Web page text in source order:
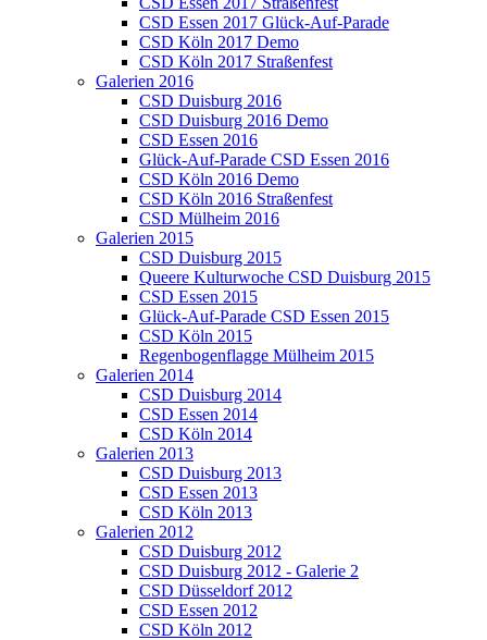
CSD Essen 2017 Glück-Auf-Parade
CSD Köln 2017 Demo
CSD Köln 2017 Straßenfest
Galerien 2016
CSD Duisburg 2016
CSD Duisburg 2016 Demo
CSD Essen 2016
Glück-Auf-Parade CSD Essen 2016
CSD Köln 2016 Demo
CSD Köln 2016 Straßenfest
CSD Mülheim 2016
Galerien 2015
CSD Duisburg 2015
Queere Kulturwoche CSD Duisburg 2015
CSD Essen 2015
Glück-Auf-Parade CSD Essen 2015
CSD Köln 2015
Regenbogenflagge Mülheim 2015
Galerien 2014
CSD Duisburg 2014
CSD Essen 2014
CSD Köln 2014
Galerien 2013
CSD Duisburg 2013
CSD Essen 2013
CSD Köln 2013
Galerien 2012
CSD Duisburg 2012
CSD Duisburg 2012 - Galerie 2
CSD Düsseldorf 2012
CSD Essen 2012
CSD Köln 2012